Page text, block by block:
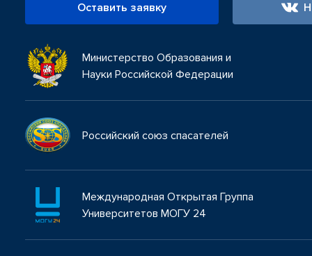
Оставить заявку
Министерство Образования и
Науки Российской Федерации
Российский союз спасателей
Международная Открытая Группа
Университетов МОГУ 24